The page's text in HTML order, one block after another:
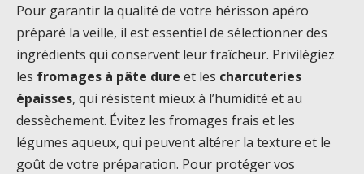
Pour garantir la qualité de votre hérisson apéro
préparé la veille, il est essentiel de sélectionner des
ingrédients qui conservent leur fraîcheur. Privilégiez
les fromages à pâte dure et les charcuteries
épaisses, qui résistent mieux à l’humidité et au
dessèchement. Évitez les fromages frais et les
légumes aqueux, qui peuvent altérer la texture et le
goût de votre préparation. Pour protéger vos